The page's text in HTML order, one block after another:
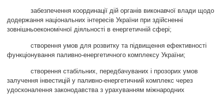
забезпечення координації дій органів виконавчої влади щодо
додержання національних інтересів України при здійсненні
зовнішньоекономічної діяльності в енергетичній сфері;
створення умов для розвитку та підвищення ефективності
функціонування паливно-енергетичного комплексу України;
створення стабільних, передбачуваних і прозорих умов
залучення інвестицій у паливно-енергетичний комплекс через
удосконалення законодавства з урахуванням міжнародних